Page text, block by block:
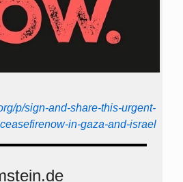
p/sign-and-share-this-urgent-
in-gaza-and-israel